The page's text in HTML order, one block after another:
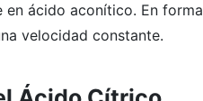
en ácido aconítico. En
velocidad constante.